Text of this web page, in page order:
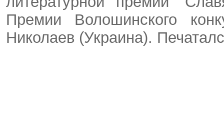
Премии Волошинского
Николаев (Украина).